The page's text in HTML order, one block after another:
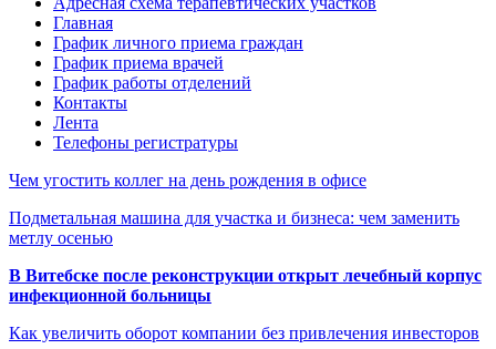
Главная
График личного приема граждан
График приема врачей
График работы отделений
Контакты
Лента
Телефоны регистратуры
Чем угостить коллег на день рождения в офисе
Подметальная машина для участка и бизнеса: чем заменить
метлу осенью
В Витебске после реконструкции открыт лечебный корпус
инфекционной больницы
Как увеличить оборот компании без привлечения инвесторов